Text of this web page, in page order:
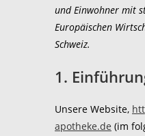
und Einwohner mit
Europäischen
Schweiz.
1.
Unsere Website,
apotheke.de (im